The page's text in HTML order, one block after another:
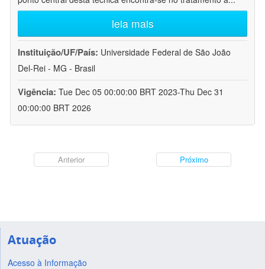
leia mais
Instituição/UF/País: Universidade Federal de São João
Del-Rei - MG - Brasil
Vigência: Tue Dec 05 00:00:00 BRT 2023-Thu Dec 31
00:00:00 BRT 2026
Anterior Próximo
Atuação
Acesso à Informação